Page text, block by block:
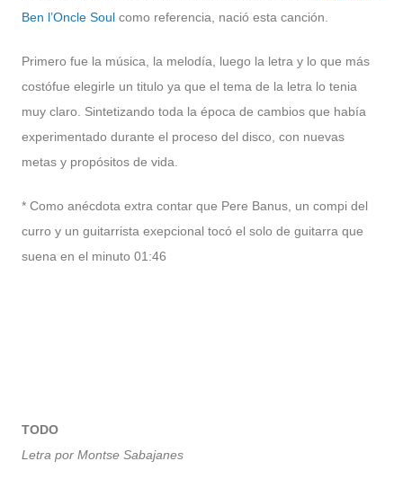
Ben l’Oncle Soul como referencia, nació esta canción.
Primero fue la música, la melodía, luego la letra y lo que más
costófue elegirle un titulo ya que el tema de la letra lo tenia
muy claro. Sintetizando toda la época de cambios que había
experimentado durante el proceso del disco, con nuevas
metas y propósitos de vida.
* Como anécdota extra contar que Pere Banus, un compi del
curro y un guitarrista exepcional tocó el solo de guitarra que
suena en el minuto 01:46
TODO
Letra por Montse Sabajanes